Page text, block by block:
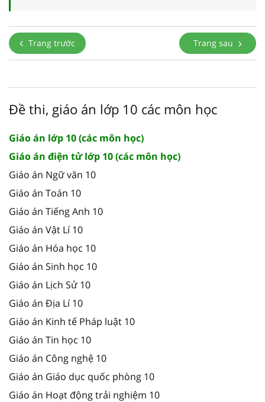
Trang trước Trang sau
Đề thi, giáo án lớp 10 các môn học
Giáo án lớp 10 (các môn học)
Giáo án điện tử lớp 10 (các môn học)
Giáo án Ngữ văn 10
Giáo án Toán 10
Giáo án Tiếng Anh 10
Giáo án Vật Lí 10
Giáo án Hóa học 10
Giáo án Sinh học 10
Giáo án Lịch Sử 10
Giáo án Địa Lí 10
Giáo án Kinh tế Pháp luật 10
Giáo án Tin học 10
Giáo án Công nghệ 10
Giáo án Giáo dục quốc phòng 10
Giáo án Hoạt động trải nghiệm 10